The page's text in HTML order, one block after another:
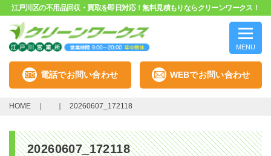
江戸川区の不用品回収・買取を即日対応！無料見積もりならクリーンワークス！
MENU
電話でお問い合わせ WEBでお問い合わせ
HOME 20260607_172118
20260607_172118